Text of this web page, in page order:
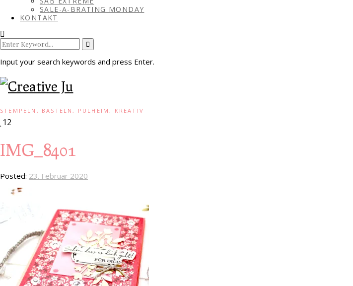
SALE-A-BRATING MONDAY
KONTAKT
Search
for:
Input your search keywords and press Enter.
STEMPELN, BASTELN, PULHEIM, KREATIV
12
IMG_8401
Posted: 23. Februar 2020